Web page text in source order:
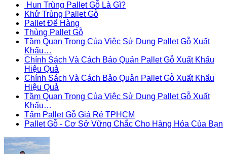
Hun Trùng Pallet Gỗ Là Gì?
Khử Trùng Pallet Gỗ
Pallet Để Hàng
Thùng Pallet Gỗ
Tầm Quan Trọng Của Việc Sử Dụng Pallet Gỗ Xuất
Khẩu…
Chính Sách Và Cách Bảo Quản Pallet Gỗ Xuất Khẩu
Hiệu Quả
Chính Sách Và Cách Bảo Quản Pallet Gỗ Xuất Khẩu
Hiệu Quả
Tầm Quan Trọng Của Việc Sử Dụng Pallet Gỗ Xuất
Khẩu…
Tấm Pallet Gỗ Giá Rẻ TPHCM
Pallet Gỗ - Cơ Sở Vững Chắc Cho Hàng Hóa Của Bạn